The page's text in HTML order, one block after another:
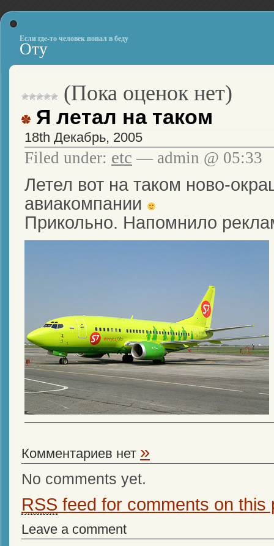
Если где-то человек попал в беду
Оту
(Пока оценок нет)
Я летал на таком
18th Декабрь, 2005
Filed under: etc — admin @ 05:33
Летел вот на таком ново-
авиакомпании
Прикольно. Напомнило
Комментариев нет »
No comments yet.
RSS feed for comments on this
Leave a comment